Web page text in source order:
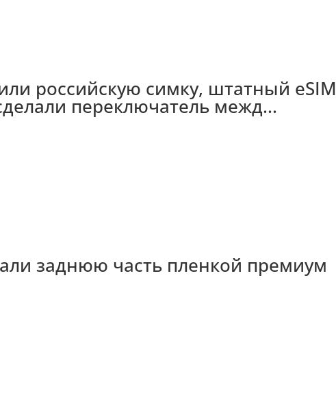
российскую симку, штатный еSIM
переключатель межд...
заднюю часть пленкой премиум